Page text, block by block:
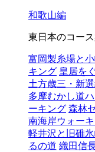
和歌山編
東日本のコー
富岡製糸場と
キング 皇居を
土方歳三・新
多摩むかし道
ーキング 森林
南海岸ウォー
軽井沢と旧碓
るの道 織田信